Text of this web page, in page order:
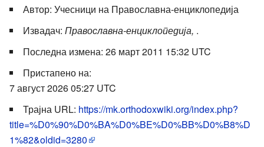
Автор: Учесници на Православна-енциклопедија
Извадач: Православна-енциклопедија, .
Последна измена: 26 март 2011 15:32 UTC
Пристапено на:
7 август 2026 05:27 UTC
Трајна URL: https://mk.orthodoxwiki.org/index.php?
title=%D0%90%D0%BA%D0%BE%D0%BB%D0%B8%D
1%82&oldid=3280